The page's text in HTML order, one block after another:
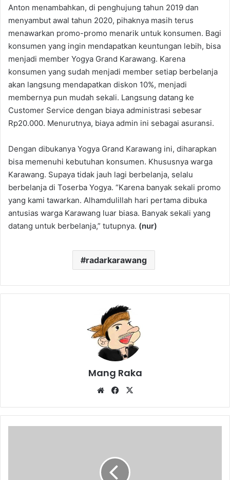
Anton menambahkan, di penghujung tahun 2019 dan
menyambut awal tahun 2020, pihaknya masih terus
menawarkan promo-promo menarik untuk konsumen. Bagi
konsumen yang ingin mendapatkan keuntungan lebih, bisa
menjadi member Yogya Grand Karawang. Karena
konsumen yang sudah menjadi member setiap berbelanja
akan langsung mendapatkan diskon 10%, menjadi
membernya pun mudah sekali. Langsung datang ke
Customer Service dengan biaya administrasi sebesar
Rp20.000. Menurutnya, biaya admin ini sebagai asuransi.
Dengan dibukanya Yogya Grand Karawang ini, diharapkan
bisa memenuhi kebutuhan konsumen. Khususnya warga
Karawang. Supaya tidak jauh lagi berbelanja, selalu
berbelanja di Toserba Yogya. “Karena banyak sekali promo
yang kami tawarkan. Alhamdulillah hari pertama dibuka
antusias warga Karawang luar biasa. Banyak sekali yang
datang untuk berbelanja,” tutupnya. (nur)
radarkarawang
Mang Raka
WebsiteFacebook